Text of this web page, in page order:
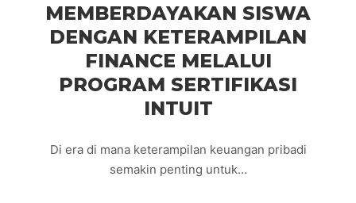
MEMBERDAYAKAN SISWA
DENGAN KETERAMPILAN
FINANCE MELALUI
PROGRAM SERTIFIKASI
INTUIT
Di era di mana keterampilan keuangan pribadi
semakin penting untuk…